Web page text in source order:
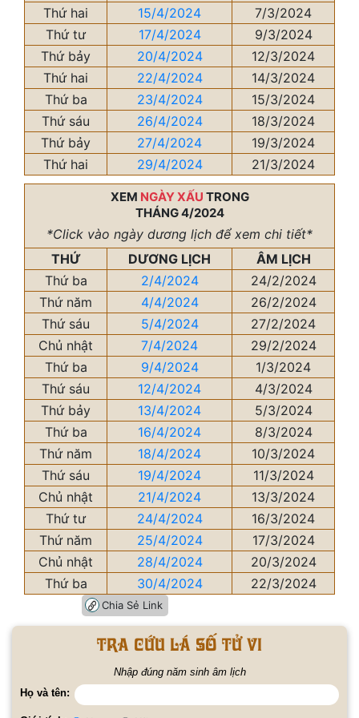
Thứ hai
15/4/2024
7/3/2024
Thứ tư
17/4/2024
9/3/2024
Thứ bảy
20/4/2024
12/3/2024
Thứ hai
22/4/2024
14/3/2024
Thứ ba
23/4/2024
15/3/2024
Thứ sáu
26/4/2024
18/3/2024
Thứ bảy
27/4/2024
19/3/2024
Thứ hai
29/4/2024 21/3/2024
XEM NGÀY XẤU TRONG
THÁNG 4/2024
*Click vào ngày dương lịch để xem chi tiết*
THỨ
DƯƠNG LỊCH
ÂM LỊCH
Thứ ba
2/4/2024
24/2/2024
Thứ năm
4/4/2024
26/2/2024
Thứ sáu
5/4/2024
27/2/2024
Chủ nhật
7/4/2024
29/2/2024
Thứ ba
9/4/2024
1/3/2024
Thứ sáu
12/4/2024
4/3/2024
Thứ bảy
13/4/2024
5/3/2024
Thứ ba
16/4/2024
8/3/2024
Thứ năm
18/4/2024
10/3/2024
Thứ sáu
19/4/2024
11/3/2024
Chủ nhật
21/4/2024
13/3/2024
Thứ tư
24/4/2024
16/3/2024
Thứ năm
25/4/2024
17/3/2024
Chủ nhật
28/4/2024
20/3/2024
Thứ ba
30/4/2024 22/3/2024
Chia Sẻ Link
Tra cứu lá số tử vi
Nhập đúng năm sinh âm lịch
Họ và tên: